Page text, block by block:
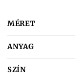
MÉRET
ANYAG
SZÍN